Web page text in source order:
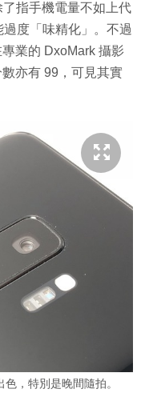
指手機電量不如上代
度「味精化」。不過
業的 DxoMark 攝影
亦有 99，可見其實
，特別是晚間隨拍。